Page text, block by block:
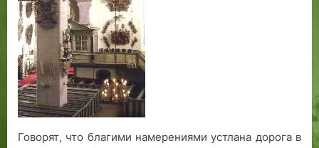
Говорят, что благими намерениями устлана дорога в